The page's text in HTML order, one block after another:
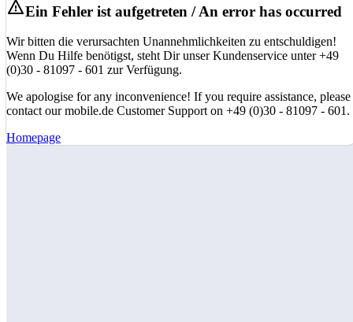
Ein Fehler ist aufgetreten / An error has occurred
Wir bitten die verursachten Unannehmlichkeiten zu entschuldigen!
Wenn Du Hilfe benötigst, steht Dir unser Kundenservice unter +49
(0)30 - 81097 - 601 zur Verfügung.
We apologise for any inconvenience! If you require assistance, please
contact our mobile.de Customer Support on +49 (0)30 - 81097 - 601.
Homepage